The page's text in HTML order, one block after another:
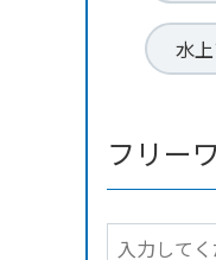
水
フリー